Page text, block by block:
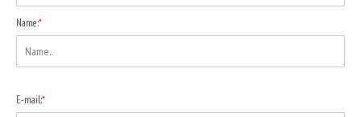
Name:*
E-mail:*